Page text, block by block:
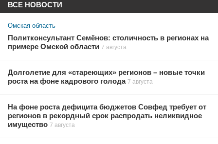
ВСЕ НОВОСТИ
Омская область
Политконсультант Семёнов: столичность в регионах на
примере Омской области 7 августа
Долголетие для «стареющих» регионов – новые точки
роста на фоне кадрового голода 7 августа
На фоне роста дефицита бюджетов Совфед требует от
регионов в рекордный срок распродать неликвидное
имущество 7 августа